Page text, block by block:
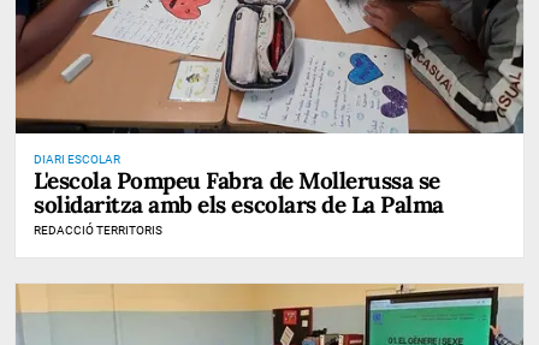
DIARI ESCOLAR
L'escola Pompeu Fabra de Mollerussa se
solidaritza amb els escolars de La Palma
REDACCIÓ TERRITORIS